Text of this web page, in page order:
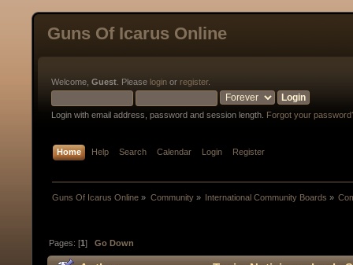
Guns Of Icarus Online
Welcome, Guest . Please login or register.
Login with email address, password and session length. Forgot your
Home Help Search Calendar Login Register
Guns Of Icarus Online » Community» International Community Boards »
Pages: [1]Go Down